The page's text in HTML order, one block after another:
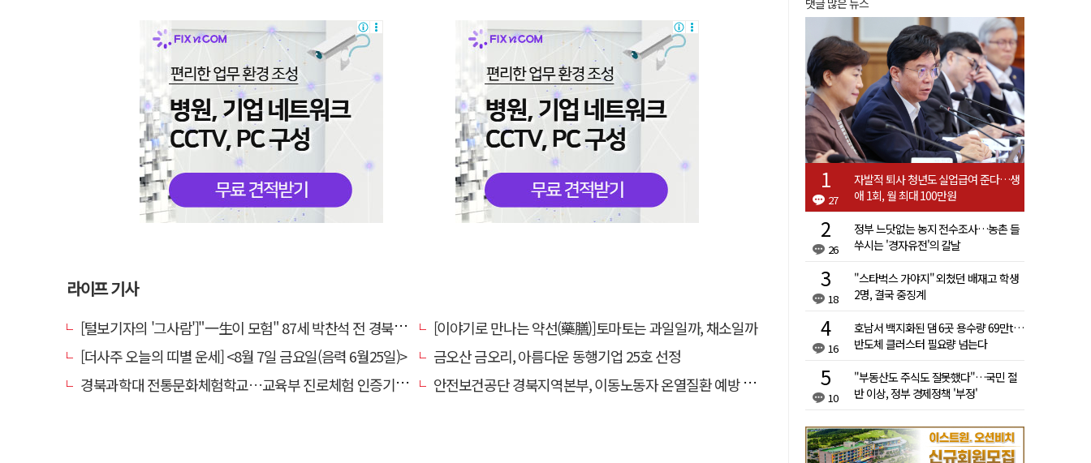
라이프 기사
[털보기자의 '그사람']"一生이 모험" 87세 박찬석 전 경북대 총장
[이야기로 만나는 약선(藥膳)]토마토는 과일일까, 채소일까
[더사주 오늘의 띠별 운세] <8월 7일 금요일(음력 6월25일)>
금오산 금오리, 아름다운 동행기업 25호 선정
경북과학대 전통문화체험학교…교육부 진로체험 인증기관 선정
안전보건공단 경북지역본부, 이동노동자 온열질환 예방 캠페인
댓글 많은 뉴스
27
자발적 퇴사 청년도 실업급여 준다…생
애 1회, 월 최대 100만원
26
정부 느닷없는 농지 전수조사…농촌 들
쑤시는 '경자유전'의 칼날
18
"스타벅스 가야지" 외쳤던 배재고 학생
2명, 결국 중징계
16
호남서 백지화된 댐 6곳 용수량 69만t…
반도체 클러스터 필요량 넘는다
10
"부동산도 주식도 잘못했다"…국민 절
반 이상, 정부 경제정책 '부정'